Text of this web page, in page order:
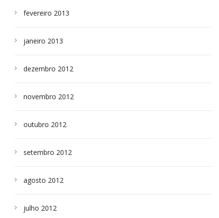
fevereiro 2013
janeiro 2013
dezembro 2012
novembro 2012
outubro 2012
setembro 2012
agosto 2012
julho 2012